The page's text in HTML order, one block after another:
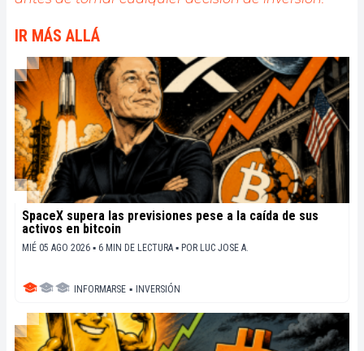
IR MÁS ALLÁ
SpaceX supera las previsiones pese a la caída de sus
activos en bitcoin
MIÉ 05 AGO 2026 ▪ 6 MIN DE LECTURA ▪ POR LUC JOSE A.
INFORMARSE ▪ INVERSIÓN